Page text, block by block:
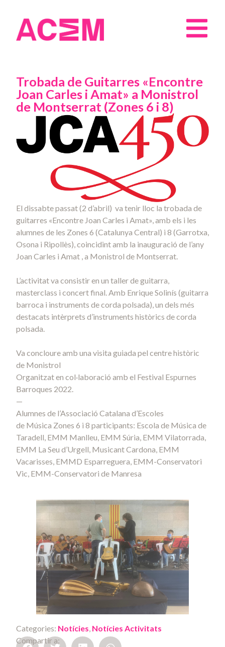
Trobada de Guitarres «Encontre
Joan Carles i Amat» a Monistrol
de Montserrat (Zones 6 i 8)
El dissabte passat (2 d’abril) va tenir lloc la trobada de
guitarres «Encontre Joan Carles i Amat», amb els i les
alumnes de les Zones 6 (Catalunya Central) i 8 (Garrotxa,
Osona i Ripollès), coincidint amb la inauguració de l’any
Joan Carles i Amat , a Monistrol de Montserrat.
L’activitat va consistir en un taller de guitarra,
masterclass i concert final. Amb Enrique Solinís (guitarra
barroca i instruments de corda polsada), un dels més
destacats intèrprets d’instruments històrics de corda
polsada.
Va concloure amb una visita guiada pel centre històric
de Monistrol
Organitzat en col·laboració amb el Festival Espurnes
Barroques 2022.
—
Alumnes de l’Associació Catalana d’Escoles
de Música Zones 6 i 8 participants: Escola de Música de
Taradell, EMM Manlleu, EMM Súria, EMM Vilatorrada,
EMM La Seu d’Urgell, Musicant Cardona, EMM
Vacarisses, EMMD Esparreguera, EMM-Conservatori
Vic, EMM-Conservatori de Manresa
Categories: Notícies, Notícies Activitats
Compartir a: